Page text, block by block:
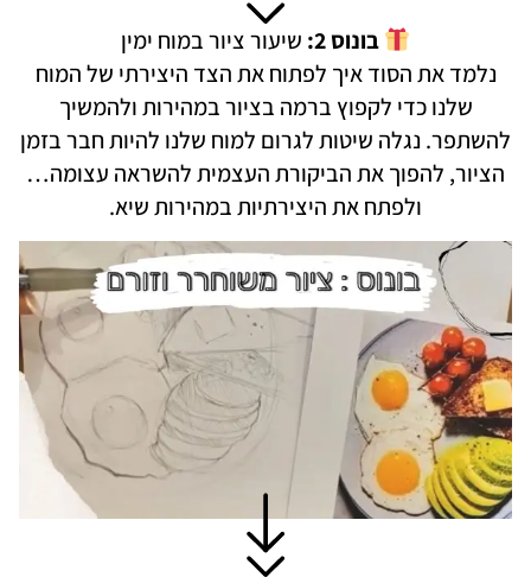
בונוס 2:
שיעור ציור במוח ימין
נלמד את הסוד איך לפתוח את הצד היצירתי של המוח
שלנו כדי לקפוץ ברמה בציור במהירות ולהמשיך
להשתפר. נגלה שיטות לגרום למוח שלנו להיות חבר בזמן
הציור, להפוך את הביקורת העצמית להשראה עצומה…
ולפתח את היצירתיות במהירות שיא.